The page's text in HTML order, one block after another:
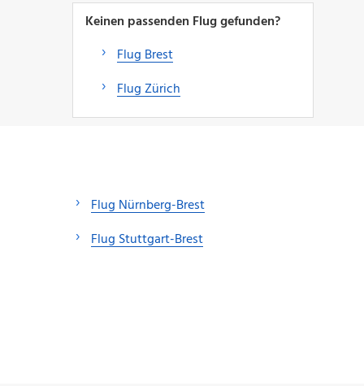
Keinen passenden Flug gefunden?
Flug Brest
Flug Zürich
Flug Nürnberg-Brest
Flug Stuttgart-Brest